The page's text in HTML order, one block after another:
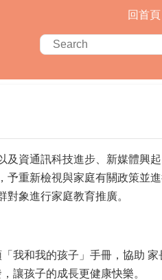
回首頁
及資通訊科技進步、新媒體興
予重新檢視與家庭有關政策並
象進行家庭教育推廣。
我和我的孩子」手冊，協助 家
讓孩子的成長更健康快樂。